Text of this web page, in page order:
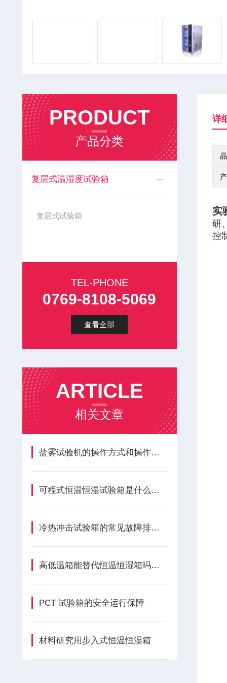
PRODUCT
产品分类
复层式温湿度试验箱
复层式试验箱
TEL-PHONE
0769-8108-5069
查看全部
ARTICLE
相关文章
盐雾试验机的操作方式和操作特點
可程式恒温恒湿试验箱是什么？有什么用？
冷热冲击试验箱的常见故障排除办法？
高低温箱能替代恒温恒湿箱吗？80% 的人都踩过这个坑
PCT 试验箱的安全运行保障
材料研究用步入式恒温恒湿箱
详
实
研
控